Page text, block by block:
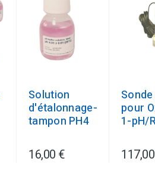
Solution
d'étalonnage-
tampon PH4
16,00 €
pour
1-pH/